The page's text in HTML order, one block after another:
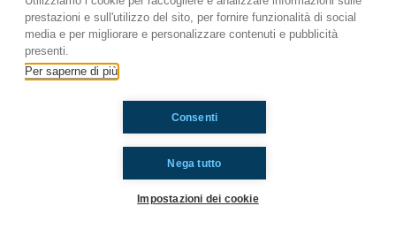
Imola
prestazioni e sull'utilizzo del sito, per fornire funzionalità di social
media e per migliorare e personalizzare contenuti e pubblicità
presenti.
Per saperne di più
Nega tutto
Consenti
Impostazioni dei cookie